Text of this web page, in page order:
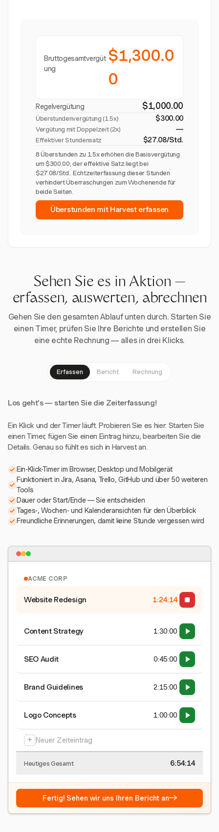
Bruttogesamtvergüt
ung
$1,300.0
0
Regelvergütung $1,000.00
Überstundenvergütung (1.5x) $300.00
Vergütung mit Doppelzeit (2x) —
Effektiver Stundensatz $27.08/Std.
8 Überstunden zu 1.5x erhöhen die Basisvergütung
um $300.00; der effektive Satz liegt bei
$27.08/Std.. Echtzeiterfassung dieser Stunden
verhindert Überraschungen zum Wochenende für
beide Seiten.
Überstunden mit Harvest erfassen
Sehen Sie es in Aktion —
erfassen, auswerten, abrechnen
Gehen Sie den gesamten Ablauf unten durch. Starten Sie
einen Timer, prüfen Sie Ihre Berichte und erstellen Sie
eine echte Rechnung — alles in drei Klicks.
Erfassen Bericht Rechnung
Los geht's — starten Sie die Zeiterfassung!
Ein Klick und der Timer läuft. Probieren Sie es hier: Starten Sie
einen Timer, fügen Sie einen Eintrag hinzu, bearbeiten Sie die
Details. Genau so fühlt es sich in Harvest an.
Ein-Klick-Timer im Browser, Desktop und Mobilgerät
Funktioniert in Jira, Asana, Trello, GitHub und über 50 weiteren
Tools
Dauer oder Start/Ende — Sie entscheiden
Tages-, Wochen- und Kalenderansichten für den Überblick
Freundliche Erinnerungen, damit keine Stunde vergessen wird
ACME CORP
Website Redesign 1:24:15
Content Strategy 1:30:00
SEO Audit 0:45:00
Brand Guidelines 2:15:00
Logo Concepts 1:00:00
+ Neuer Zeiteintrag
Heutiges Gesamt 6:54:15
Fertig! Sehen wir uns Ihren Bericht an→